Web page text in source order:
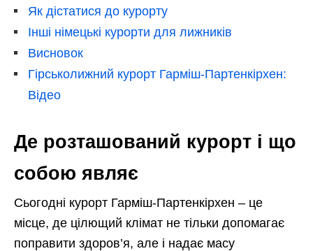
Як дістатися до курорту
Інші німецькі курорти для лижників
Висновок
Гірськолижний курорт Гарміш-Партенкірхен:
Відео
Де розташований курорт і що
собою являє
Сьогодні курорт Гарміш-Партенкірхен – це
місце, де цілющий клімат не тільки допомагає
поправити здоров’я, але і надає масу